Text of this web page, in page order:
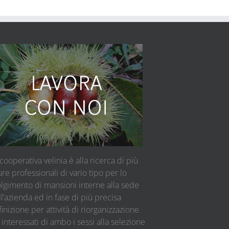
velinia è alla ricerca di più
professionali di vario tipo per lo
di mansioni interne alla sede
ed in fase di più precisa
per attività di riorganizzazione.
di ambo i sessi alla selezione